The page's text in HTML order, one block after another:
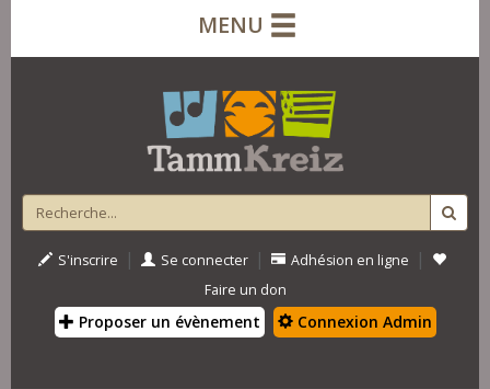
MENU
S'inscrire | Se connecter | Adhésion en ligne |
Faire un don
Proposer un évènement Connexion Admin